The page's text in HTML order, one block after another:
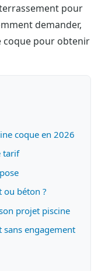
pour
demander,
coque pour obtenir
coque en 2026
tarif
ou béton ?
projet piscine
engagement